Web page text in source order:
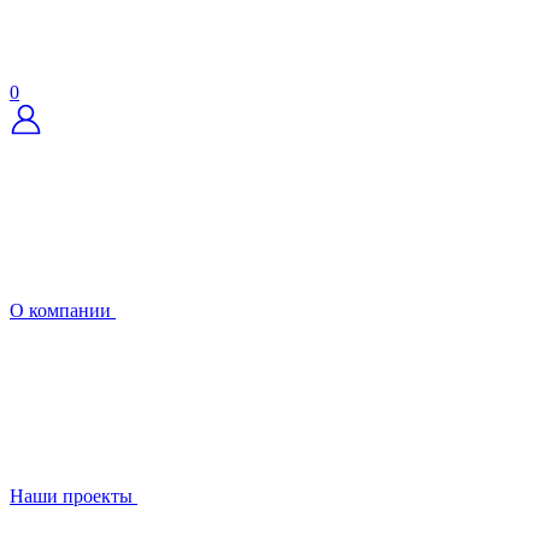
0
О компании
Наши проекты